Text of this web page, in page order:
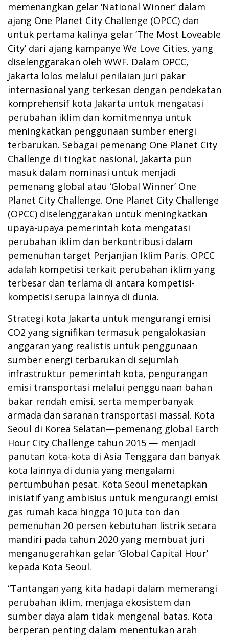
memenangkan gelar ‘National Winner’ dalam
ajang One Planet City Challenge (OPCC) dan
untuk pertama kalinya gelar ‘The Most Loveable
City’ dari ajang kampanye We Love Cities, yang
diselenggarakan oleh WWF. Dalam OPCC,
Jakarta lolos melalui penilaian juri pakar
internasional yang terkesan dengan pendekatan
komprehensif kota Jakarta untuk mengatasi
perubahan iklim dan komitmennya untuk
meningkatkan penggunaan sumber energi
terbarukan. Sebagai pemenang One Planet City
Challenge di tingkat nasional, Jakarta pun
masuk dalam nominasi untuk menjadi
pemenang global atau ‘Global Winner’ One
Planet City Challenge. One Planet City Challenge
(OPCC) diselenggarakan untuk meningkatkan
upaya-upaya pemerintah kota mengatasi
perubahan iklim dan berkontribusi dalam
pemenuhan target Perjanjian Iklim Paris. OPCC
adalah kompetisi terkait perubahan iklim yang
terbesar dan terlama di antara kompetisi-
kompetisi serupa lainnya di dunia.
Strategi kota Jakarta untuk mengurangi emisi
CO2 yang signifikan termasuk pengalokasian
anggaran yang realistis untuk penggunaan
sumber energi terbarukan di sejumlah
infrastruktur pemerintah kota, pengurangan
emisi transportasi melalui penggunaan bahan
bakar rendah emisi, serta memperbanyak
armada dan saranan transportasi massal. Kota
Seoul di Korea Selatan—pemenang global Earth
Hour City Challenge tahun 2015 — menjadi
panutan kota-kota di Asia Tenggara dan banyak
kota lainnya di dunia yang mengalami
pertumbuhan pesat. Kota Seoul menetapkan
inisiatif yang ambisius untuk mengurangi emisi
gas rumah kaca hingga 10 juta ton dan
pemenuhan 20 persen kebutuhan listrik secara
mandiri pada tahun 2020 yang membuat juri
menganugerahkan gelar ‘Global Capital Hour’
kepada Kota Seoul.
“Tantangan yang kita hadapi dalam memerangi
perubahan iklim, menjaga ekosistem dan
sumber daya alam tidak mengenal batas. Kota
berperan penting dalam menentukan arah